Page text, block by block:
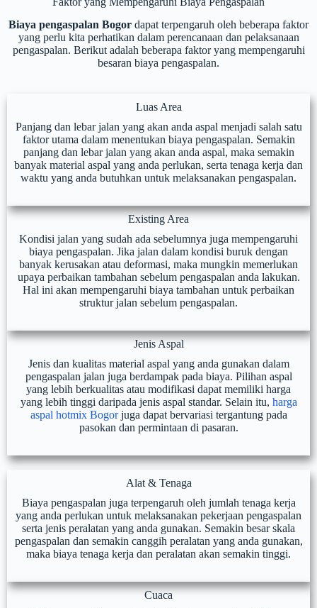
Biaya pengaspalan Bogor dapat terpengaruh oleh beberapa faktor
yang perlu kita perhatikan dalam perencanaan dan pelaksanaan
pengaspalan. Berikut adalah beberapa faktor yang mempengaruhi
besaran biaya pengaspalan.
Luas Area
Panjang dan lebar jalan yang akan anda aspal menjadi salah satu
faktor utama dalam menentukan biaya pengaspalan. Semakin
panjang dan lebar jalan yang akan anda aspal, maka semakin
banyak material aspal yang anda perlukan, serta tenaga kerja dan
waktu yang anda butuhkan untuk melaksanakan pengaspalan.
Existing Area
Kondisi jalan yang sudah ada sebelumnya juga mempengaruhi
biaya pengaspalan. Jika jalan dalam kondisi buruk dengan
banyak kerusakan atau deformasi, maka mungkin memerlukan
upaya perbaikan tambahan sebelum pengaspalan anda lakukan.
Hal ini akan mempengaruhi biaya tambahan untuk perbaikan
struktur jalan sebelum pengaspalan.
Jenis Aspal
Jenis dan kualitas material aspal yang anda gunakan dalam
pengaspalan jalan juga berdampak pada biaya. Pilihan aspal
yang lebih berkualitas atau modifikasi dapat memiliki harga
yang lebih tinggi daripada jenis aspal standar. Selain itu, harga
aspal hotmix Bogorjuga dapat bervariasi tergantung pada
pasokan dan permintaan di pasaran.
Alat & Tenaga
Biaya pengaspalan juga terpengaruh oleh jumlah tenaga kerja
yang anda perlukan untuk melaksanakan pekerjaan pengaspalan
serta jenis peralatan yang anda gunakan. Semakin besar skala
pengaspalan dan semakin canggih peralatan yang anda gunakan,
maka biaya tenaga kerja dan peralatan akan semakin tinggi.
Cuaca